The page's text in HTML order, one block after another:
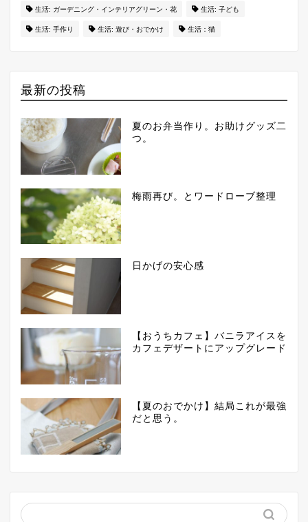
生活: ガーデニング・インテリアグリーン・花 生活: 子ども
生活: 手作り 生活: 遊び・おでかけ 生活：猫
最新の投稿
夏のお弁当作り。お助けグッズ二
つ。
梅雨再び。とワードローブ整理
日かげの安心感
【おうちカフェ】バニラアイスを
カフェデザートにアップグレード
【夏のおでかけ】結局これが最強
だと思う。